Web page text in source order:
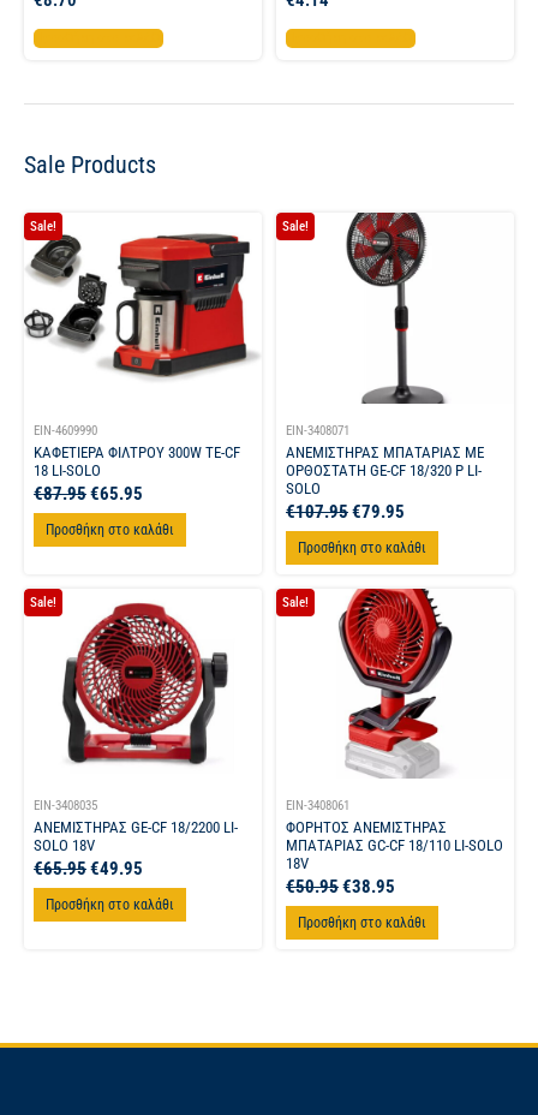
Προσθήκη στο καλάθι Προσθήκη στο καλάθι
Sale Products
Sale!
EIN-4609990
ΚΑΦΕΤΙΕΡΑ ΦΙΛΤΡΟΥ 300W TE-CF
18 LI-SOLO
€87.95€65.95
Προσθήκη στο καλάθι
Sale!
EIN-3408071
ΑΝΕΜΙΣΤΗΡΑΣ ΜΠΑΤΑΡΙΑΣ ΜΕ
ΟΡΘΟΣΤΑΤΗ GE-CF 18/320 P LI-
SOLO
€107.95€79.95
Προσθήκη στο καλάθι
Sale!
EIN-3408035
ΑΝΕΜΙΣΤΗΡΑΣ GE-CF 18/2200 LI-
SOLO 18V
€65.95€49.95
Προσθήκη στο καλάθι
Sale!
EIN-3408061
ΦΟΡΗΤΟΣ ΑΝΕΜΙΣΤΗΡΑΣ
ΜΠΑΤΑΡΙΑΣ GC-CF 18/110 LI-SOLO
18V
€50.95€38.95
Προσθήκη στο καλάθι